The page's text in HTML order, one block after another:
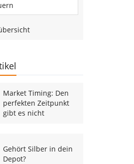
Market Timing: Den
perfekten Zeitpunkt
gibt es nicht
Gehört Silber in dein
Depot?